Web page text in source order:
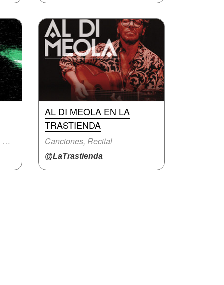
Festival musical, Fiesta con música en vivo
AL DI MEOLA EN LA
TRASTIENDA
Canciones, Recital
@LaTrastienda